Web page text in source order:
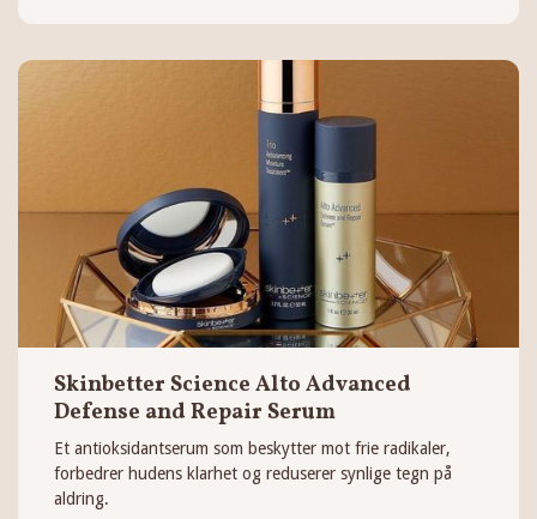
Skinbetter Science Alto Advanced
Defense and Repair Serum
Et antioksidantserum som beskytter mot frie radikaler,
forbedrer hudens klarhet og reduserer synlige tegn på
aldring.